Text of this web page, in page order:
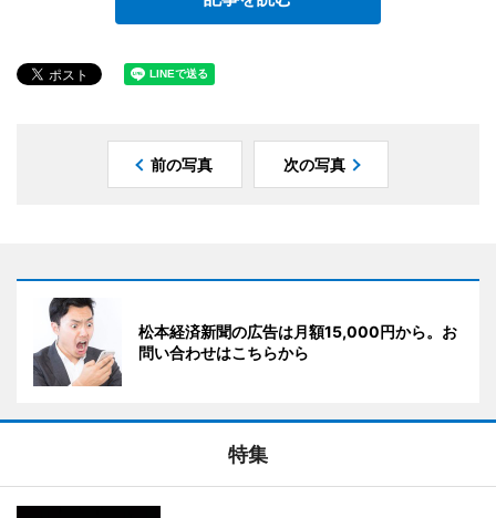
前の写真 次の写真
松本経済新聞の広告は月額15,000円から。お
問い合わせはこちらから
特集